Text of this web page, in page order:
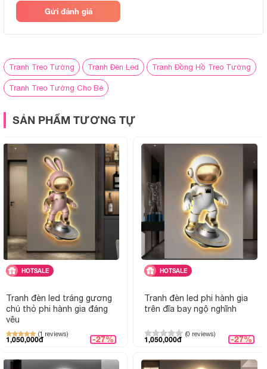
Quà tặng:
Quà khai trương
Cấu tạo sản phẩm
Tranh đèn led có cấu tạo gồm 2 phần chính: Phần tranh và
Phần đền led
Phần tranh:
Được trang trí với hình ảnh, bức tranh hoặc
các hoa văn nghệ thuật.
Phần đèn led:Đèn led chính là phần hỗ trợ chiếu sáng
cho không gian thiết kế của bạn. Nó được thiết kế với
các loại áng sáng tùy thuộc vào từng thiết kế riêng.
Ánh sáng vàng:
Tạo sự ấm cúng, sang trọng và
làm dịu mắt người dùng.
thiên nhiên
nhã nhặn nhưng không đơn điệu
Gửi đánh giá
Tranh Treo Tường Tranh Đèn Led Tranh Đồng Hồ Treo Tường
Tranh Treo Tường Cho Bé
SẢN PHẨM TƯƠNG TỰ
HOTSALE
Tranh đèn led tráng gương
chú thỏ phi hành gia đáng
yêu
(1 reviews)
1,050,000đ -27%
HOTSALE
Tranh đèn led phi hành gia
trên đĩa bay ngộ nghĩnh
(0 reviews)
1,050,000đ -27%